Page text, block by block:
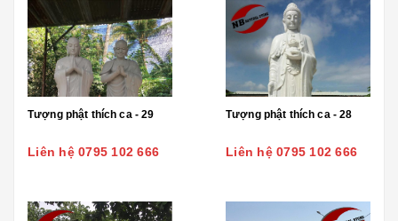
Tượng phật thích ca - 29
Liên hệ 0795 102 666
Tượng phật thích ca - 28
Liên hệ 0795 102 666